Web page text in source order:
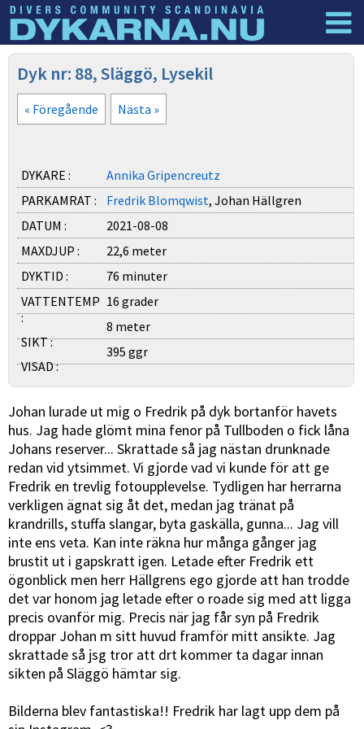
Dyknyheter
Dyk nr: 88, Släggö, Lysekil
« Föregående Nästa »
DYKARE :
Annika Gripencreutz
PARKAMRAT :
Fredrik Blomqwist, Johan Hällgren
DATUM :
2021-08-08
MAXDJUP :
22,6 meter
DYKTID :
76 minuter
VATTENTEMP
:
16 grader
SIKT :
8 meter
VISAD :
395 ggr
Johan lurade ut mig o Fredrik på dyk bortanför havets
hus. Jag hade glömt mina fenor på Tullboden o fick låna
Johans reserver... Skrattade så jag nästan drunknade
redan vid ytsimmet. Vi gjorde vad vi kunde för att ge
Fredrik en trevlig fotoupplevelse. Tydligen har herrarna
verkligen ägnat sig åt det, medan jag tränat på
krandrills, stuffa slangar, byta gaskälla, gunna... Jag vill
inte ens veta. Kan inte räkna hur många gånger jag
brustit ut i gapskratt igen. Letade efter Fredrik ett
ögonblick men herr Hällgrens ego gjorde att han trodde
det var honom jag letade efter o roade sig med att ligga
precis ovanför mig. Precis när jag får syn på Fredrik
droppar Johan m sitt huvud framför mitt ansikte. Jag
skrattade så jsg tror att drt kommer ta dagar innan
sikten på Släggö hämtar sig.
Bilderna blev fantastiska!! Fredrik har lagt upp dem på